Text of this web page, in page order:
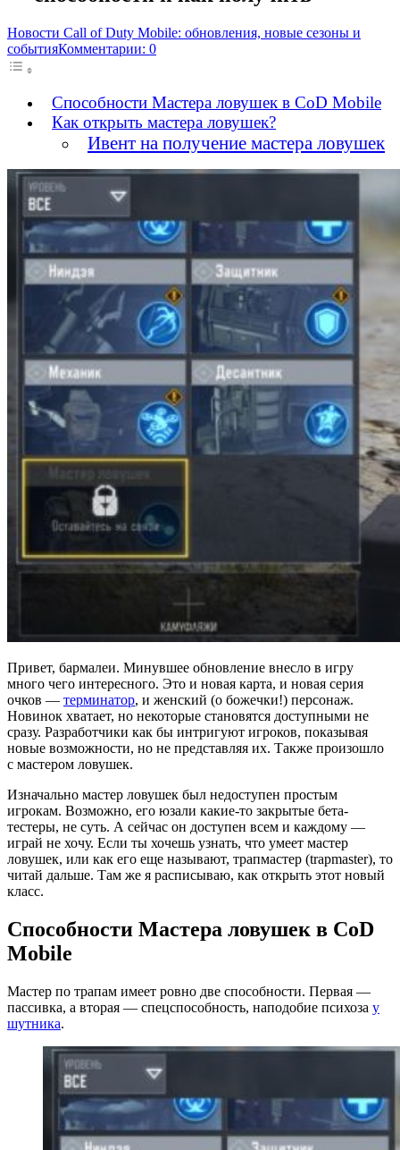
Новости Call of Duty Mobile: обновления, новые сезоны и
событияКомментарии: 0
Способности Мастера ловушек в CoD Mobile
Как открыть мастера ловушек?
Ивент на получение мастера ловушек
Привет, бармалеи. Минувшее обновление внесло в игру
много чего интересного. Это и новая карта, и новая серия
очков — терминатор, и женский (о божечки!) персонаж.
Новинок хватает, но некоторые становятся доступными не
сразу. Разработчики как бы интригуют игроков, показывая
новые возможности, но не представляя их. Также произошло
с мастером ловушек.
Изначально мастер ловушек был недоступен простым
игрокам. Возможно, его юзали какие-то закрытые бета-
тестеры, не суть. А сейчас он доступен всем и каждому —
играй не хочу. Если ты хочешь узнать, что умеет мастер
ловушек, или как его еще называют, трапмастер (trapmaster), то
читай дальше. Там же я расписываю, как открыть этот новый
класс.
Способности Мастера ловушек в CoD
Mobile
Мастер по трапам имеет ровно две способности. Первая —
пассивка, а вторая — спецспособность, наподобие психоза у
шутника.